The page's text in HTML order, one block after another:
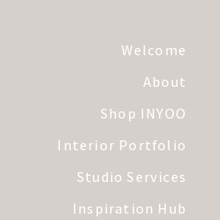
Welcome
About
Shop INYOO
Interior Portfolio
Studio Services
Inspiration Hub